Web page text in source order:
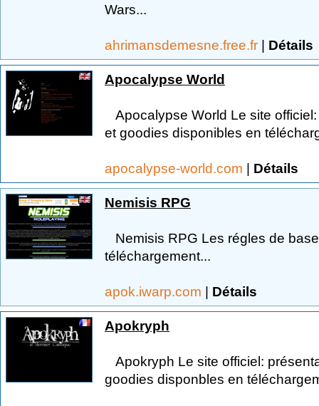
Wars...
ahrimansdemesne.free.fr | Détails
Apocalypse World
Apocalypse World Le site
et goodies disponibles en
apocalypse-world.com | Détails
Nemisis RPG
Nemisis RPG Les régles de
téléchargement...
apok.iwarp.com | Détails
Apokryph
Apokryph Le site officiel:
goodies disponbles en